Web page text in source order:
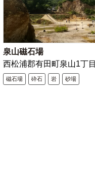
泉山磁石場
西松浦郡有田町泉山1丁目
磁石場 砕石 岩 砂場